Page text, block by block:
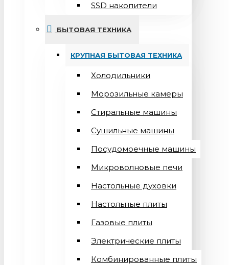
SSD накопители
БЫТОВАЯ ТЕХНИКА
КРУПНАЯ БЫТОВАЯ ТЕХНИКА
Холодильники
Морозильные камеры
Стиральные машины
Сушильные машины
Посудомоечные машины
Микроволновые печи
Настольные духовки
Настольные плиты
Газовые плиты
Электрические плиты
Комбинированные плиты